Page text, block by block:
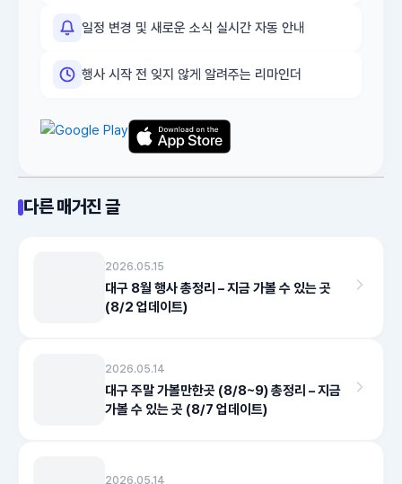
일정 변경 및 새로운 소식 실시간 자동 안내
행사 시작 전 잊지 않게 알려주는 리마인더
다른 매거진 글
2026.05.15
대구 8월 행사 총정리 – 지금 가볼 수 있는 곳
(8/2 업데이트)
2026.05.14
대구 주말 가볼만한곳 (8/8~9) 총정리 – 지금
가볼 수 있는 곳 (8/7 업데이트)
2026.05.14